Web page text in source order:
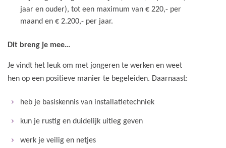
jaar en ouder), tot een maximum van € 220,- per
maand en € 2.200,- per jaar.
Dit breng je mee…
Je vindt het leuk om met jongeren te werken en weet
hen op een positieve manier te begeleiden. Daarnaast:
heb je basiskennis van installatietechniek
kun je rustig en duidelijk uitleg geven
werk je veilig en netjes